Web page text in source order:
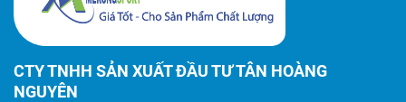
CTY TNHH SẢN XUẤT ĐẦU TƯ TÂN HOÀNG
NGUYÊN